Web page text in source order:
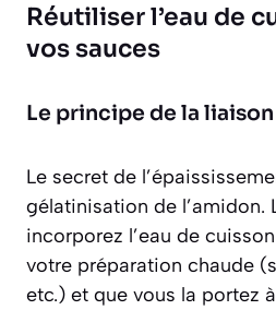
Réutiliser l’eau de
vos sauces
Le principe de la liaison
Le secret de
gélatinisation de l’amidon.
incorporez l’eau de
votre préparation chaude
etc.) et que vous la portez